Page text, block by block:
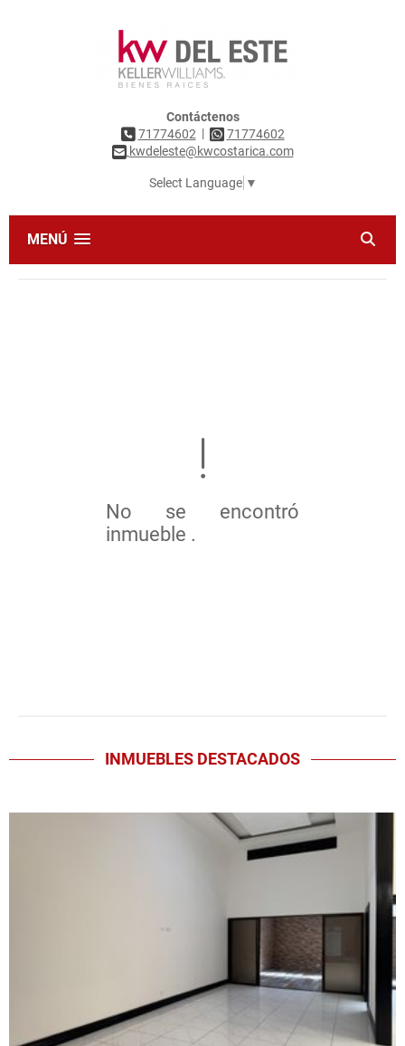
Contáctenos
71774602 |
71774602
kwdeleste@kwcostarica.com
Select Language ▼
MENÚ
No se encontró
inmueble .
INMUEBLES DESTACADOS